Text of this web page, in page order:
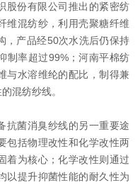
股份有限公司推出的紧密纺
维混纺纱，利用壳聚糖纤维
，产品经50次水洗后仍保持
制率超过99%；河南平棉纺
与水溶维纶的配比，制得兼
混纺纱线。
抗菌消臭纱线的另一重要途
包括物理改性和化学改性两
着为核心；化学改性则通过
以提升抑菌性能的耐久性为